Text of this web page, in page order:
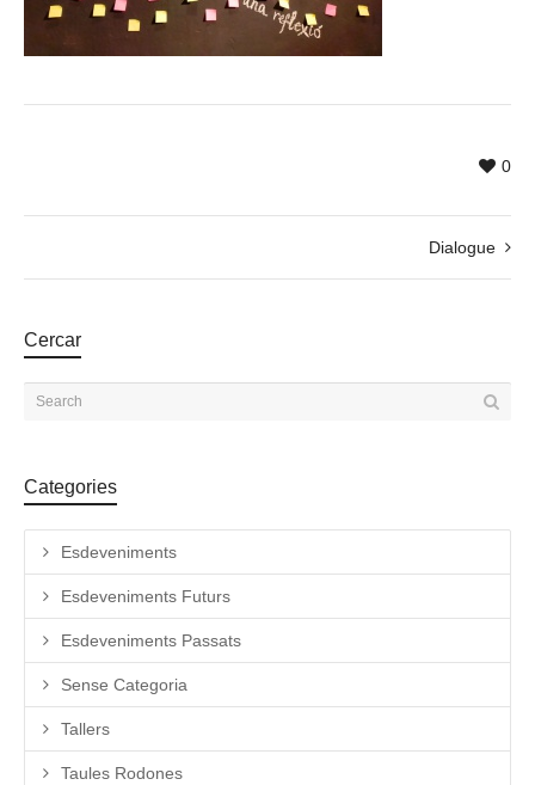
0
Dialogue
Cercar
Categories
Esdeveniments
Esdeveniments Futurs
Esdeveniments Passats
Sense Categoria
Tallers
Taules Rodones